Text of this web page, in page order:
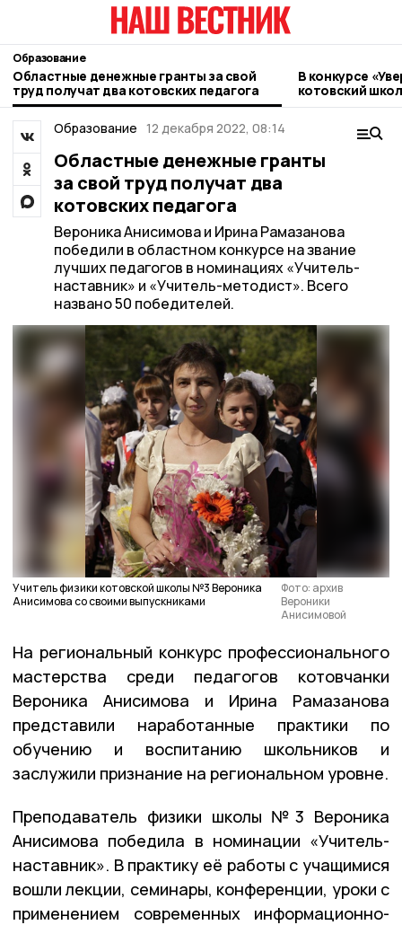
Образование
Областные денежные гранты за свой
труд получат два котовских педагога
В конкурсе
котовский
Образование 12 декабря 2022, 08:14
Областные денежные гранты
за свой труд получат два
котовских педагога
Вероника Анисимова и Ирина Рамазанова
победили в областном конкурсе на звание
лучших педагогов в номинациях «Учитель-
наставник» и «Учитель-методист». Всего
названо 50 победителей.
Учитель физики котовской школы №3 Вероника
Анисимова со своими выпускниками
Фото: архив
Вероники
Анисимовой
На региональный конкурс профессионального
мастерства среди педагогов котовчанки
Вероника Анисимова и Ирина Рамазанова
представили наработанные практики по
обучению и воспитанию школьников и
заслужили признание на региональном уровне.
Преподаватель физики школы №3 Вероника
Анисимова победила в номинации «Учитель-
наставник». В практику её работы с учащимися
вошли лекции, семинары, конференции, уроки с
применением современных информационно-